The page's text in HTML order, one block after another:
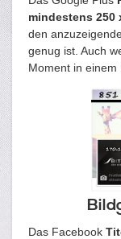
mindestens 250
den
genug ist. Auch
Moment in einem
Das Facebook